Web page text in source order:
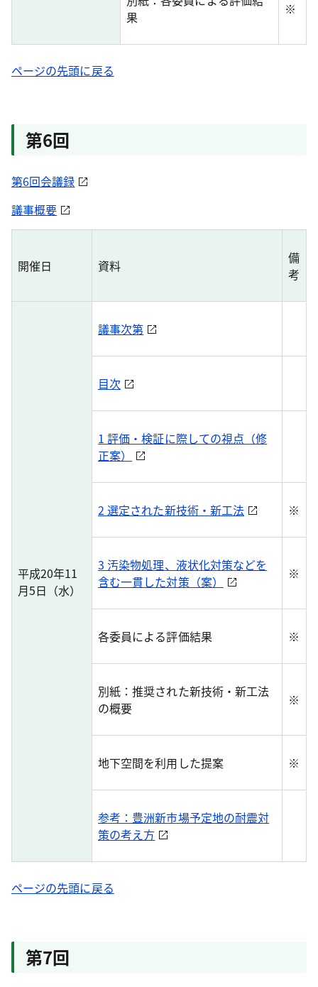
果
※
ページの先頭に戻る
第6回
第6回会議録
議事概要
開催日 資料
備
考
平成20年11
月5日（水）
議事次第
目次
1 評価・検証に際しての視点（修
正案）
2 選定された新技術・新工法 ※
3 汚染物処理、液状化対策などを
含む一貫した対策（案）
※
各委員による評価結果 ※
別紙：推奨された新技術・新工法
の概要
※
地下空間を利用した提案 ※
参考：豊洲新市場予定地の耐震対
策の考え方
ページの先頭に戻る
第7回